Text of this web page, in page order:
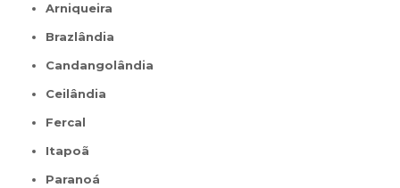
Arniqueira
Brazlândia
Candangolândia
Ceilândia
Fercal
Itapoã
Paranoá